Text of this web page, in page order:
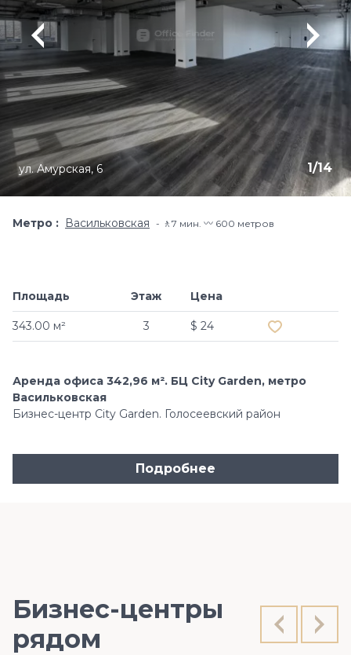
1/14
ул. Амурская, 6
Метро Васильковская 🚶7 мин. 〰️ 600 метров
Площадь
343.00 м²
Этаж
3
Цена
$ 24
Аренда офиса 342,96 м². БЦ City Garden, метро
Васильковская
Бизнес-центр City Garden. Голосеевский район
Подробнее
Бизнес-центры
рядом